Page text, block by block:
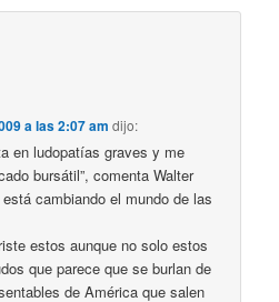
a las 2:07 am dijo:
en ludopatías graves y me
bursátil”, comenta Walter
cambiando el mundo de las
estos aunque no solo estos
que parece que se burlan de
de América que salen